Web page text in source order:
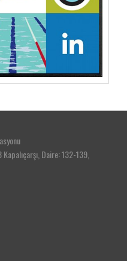
Daire: 132-139,